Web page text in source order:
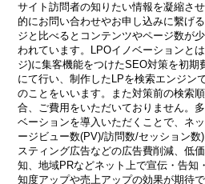
サイト訪問者の知りたい情報を凝縮さ
的にお問い合わせやお申し込みに繫げ
ジと比べるとコンテンツやページ数が
われています。LPOイノベーションと
ジ)に集客機能をつけたSEO対策を初期
にて行い、制作したLPを検索エンジン
のことをいいます。また対策前の検索
合、ご費用をいただいておりません。
ベーションを導入いただくことで、ネ
ージビュー数(PV)/訪問数/セッション数
スティング広告などの広告費削減、低
知、地域PRなどネット上で宣伝・告知
知度アップや売上アップの効果が期待で